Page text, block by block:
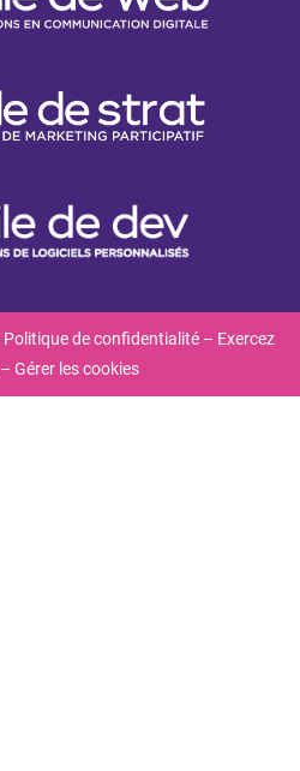
Politique de confidentialité – Exercez
– Gérer les cookies